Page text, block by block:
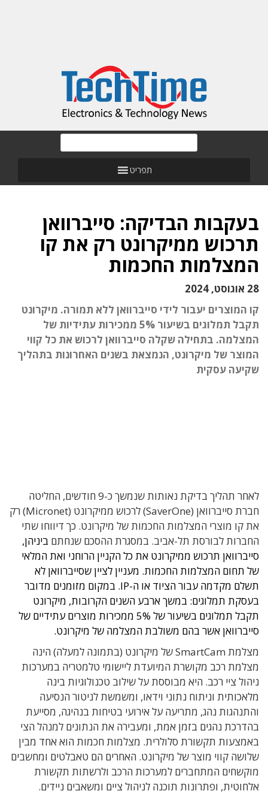
תפריט
בעקבות הבדיקה: סייברוואן
תרכוש ממיקרונט רק את קו
המצלמות החכמות
28 אוגוסט, 2024
קו המוצרים יעבור לידי סייברוואן ללא תמורה. מיקרונט
תקבל תמלוגים בשיעור 5% ממכירות עתידיות של
המצלמה. בתחילה שקלה סייברוואן לרכוש את כל קווי
המוצר של מיקרונט, הנמצאת בשנים האחרונות בתהליך
שקיעה עסקית
לאחר תהליך בדיקת נאותות שנמשך כ-9 חודשים, החליטה
חברת סייברוואן (SaverOne) לרכוש ממיקרונט (Micronet) רק
את קו מוצרי המצלמות החכמות של מיקרונט. כך דיווחו שתי
החברות לבורסת תל-אביב. במסגרת ההסכם שנחתם ביניהן,
סייברוואן תרכוש ממיקרונט את כל הקניין הרוחני ואת המלאי
של תחום המצלמות החכמות. מעניין לציין שסייברוואן לא
תשלם מקדמה עבור הציוד או ה-IP. במקום מזומנים מדובר
בעסקת תמלוגים: במשך ארבע השנים הקרובות, מיקרונט
תקבל תמלוגים בשיעור של 5% ממכירות מוצרים עתידיים של
סייברוואן אשר בהם משולבת המצלמה של מיקרונט.
מצלמת SmartCam של מיקרונט (בתמונה למעלה) הינה
מצלמת רכב מקושרת המיועדת ליישומי טלמטריה במערכות
ניהול ציי רכב. היא מבוססת על שילוב טכנולוגיות בינה
מלאכותית וניתוח נתוני וידאו, ומשמשת לניטור הנסיעה
והתנהגות נהג, מתריעה על אירועי בטיחות בנהיגה, מסייעת
בהדרכת נהגים בזמן אמת, ומעבירה את הנתונים למנהל הצי
באמצעות תקשורת סלולרית. מצלמות חכמות הוא אחד מבין
שלושה קווי מוצר של מיקרונט. האחרים הם טאבלטים ומחשבים
מוקשחים המתחברים למערכות הרכב ולרשתות תקשורת
אלחוטית, ופתרונות תוכנה לניהול ציים ומשאבים ניידים.